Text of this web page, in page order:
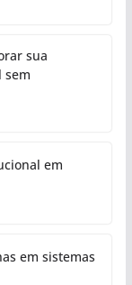
sua
sem
em
em sistemas